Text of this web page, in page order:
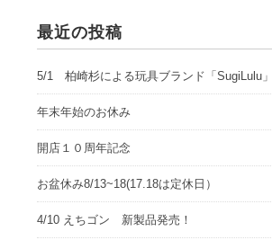
最近の投稿
5/1 柏崎杉による玩具ブランド「SugiLulu」
年末年始のお休み
開店１０周年記念
お盆休み8/13~18(17.18は定休日）
4/10 えちゴン 新製品発売！